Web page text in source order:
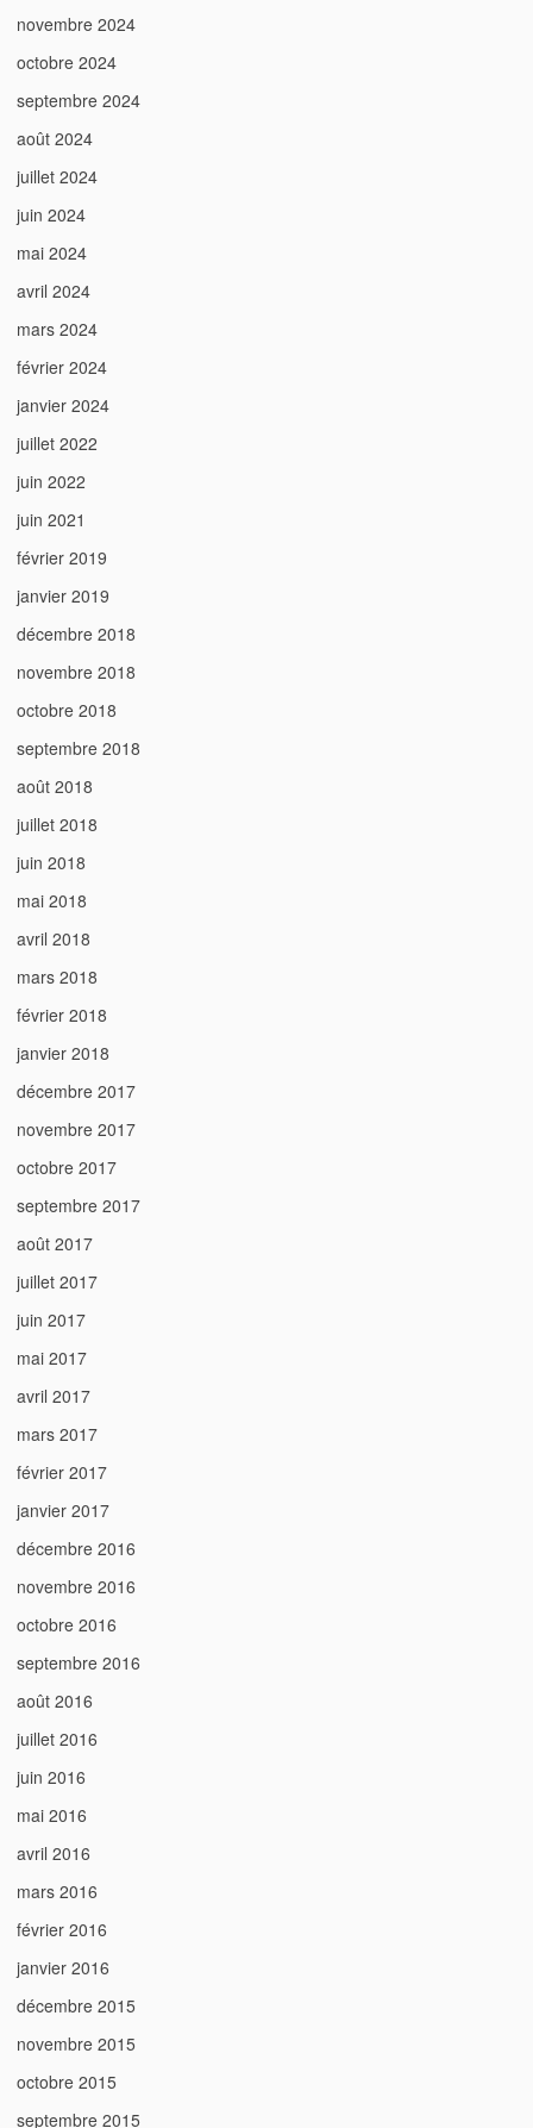
novembre 2024
octobre 2024
septembre 2024
août 2024
juillet 2024
juin 2024
mai 2024
avril 2024
mars 2024
février 2024
janvier 2024
juillet 2022
juin 2022
juin 2021
février 2019
janvier 2019
décembre 2018
novembre 2018
octobre 2018
septembre 2018
août 2018
juillet 2018
juin 2018
mai 2018
avril 2018
mars 2018
février 2018
janvier 2018
décembre 2017
novembre 2017
octobre 2017
septembre 2017
août 2017
juillet 2017
juin 2017
mai 2017
avril 2017
mars 2017
février 2017
janvier 2017
décembre 2016
novembre 2016
octobre 2016
septembre 2016
août 2016
juillet 2016
juin 2016
mai 2016
avril 2016
mars 2016
février 2016
janvier 2016
décembre 2015
novembre 2015
octobre 2015
septembre 2015